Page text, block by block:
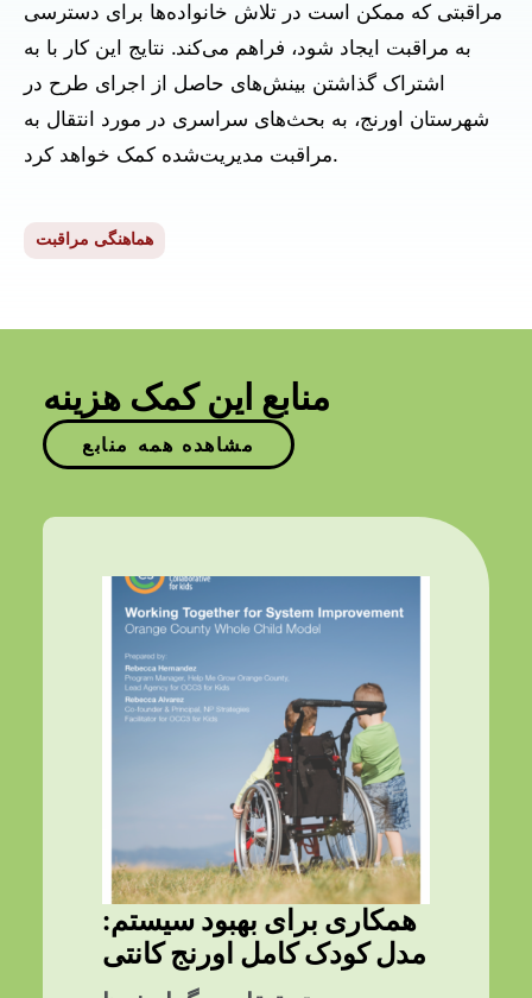
مراقبتی که ممکن است در تلاش خانواده‌ها برای دسترسی
به مراقبت ایجاد شود، فراهم می‌کند. نتایج این کار با به
اشتراک گذاشتن بینش‌های حاصل از اجرای طرح در
شهرستان اورنج، به بحث‌های سراسری در مورد انتقال به
مراقبت مدیریت‌شده کمک خواهد کرد.
هماهنگی مراقبت
منابع این کمک هزینه
مشاهده همه منابع
همکاری برای بهبود سیستم:
مدل کودک کامل اورنج کانتی